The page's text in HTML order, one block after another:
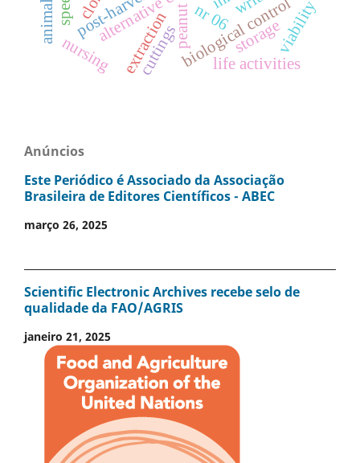
extractionbiological control
peanut
life activities
nursing storageviability
cuttings
nr 06
Anúncios
Este Periódico é Associado da Associação
Brasileira de Editores Científicos - ABEC
março 26, 2025
Scientific Electronic Archives recebe selo de
qualidade da FAO/AGRIS
janeiro 21, 2025